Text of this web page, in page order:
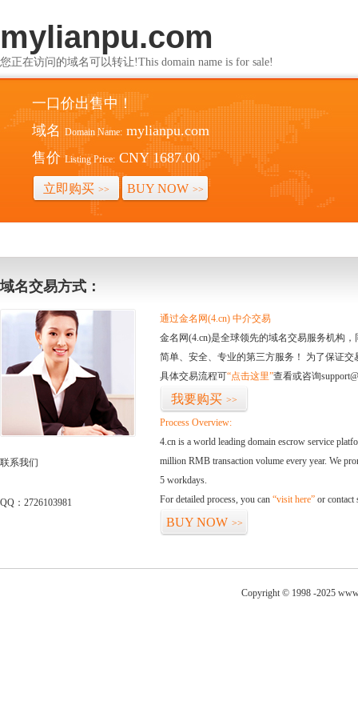
mylianpu.com
您正在访问的域名可以转让!This domain name is for sale!
一口价出售中！
域名 Domain Name: mylianpu.com
售价 Listing Price: CNY 1687.00
立即购买 >> BUY NOW >>
域名交易方式：
联系我们
QQ：2726103981
通过金名网(4.cn) 中介交易
金名网(4.cn)是全球领先的域名交易服务机构
简单、安全、专业的第三方服务！ 为了保证
具体交易流程可“点击这里”查看或咨询
我要购买 >>
Process Overview:
4.cn is a world leading domain escrow service
million RMB transaction volume every year. We
5 workdays.
For detailed process, you can “visit here” or contact
BUY NOW >>
Copyright © 1998 -2025